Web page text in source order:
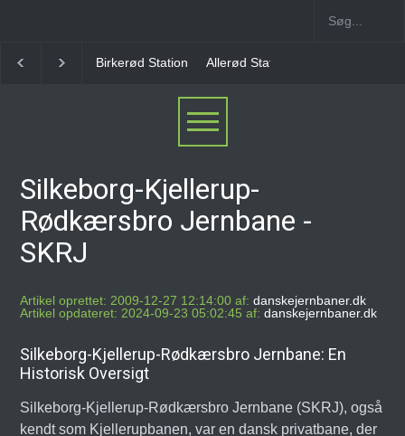
Birkerød Station Allerød Station
Silkeborg-Kjellerup-
Rødkærsbro Jernbane -
SKRJ
Artikel oprettet: 2009-12-27 12:14:00 af: danskejernbaner.dk
Artikel opdateret: 2024-09-23 05:02:45 af: danskejernbaner.dk
Silkeborg-Kjellerup-Rødkærsbro Jernbane: En
Historisk Oversigt
Silkeborg-Kjellerup-Rødkærsbro Jernbane (SKRJ), også
kendt som Kjellerupbanen, var en dansk privatbane, der